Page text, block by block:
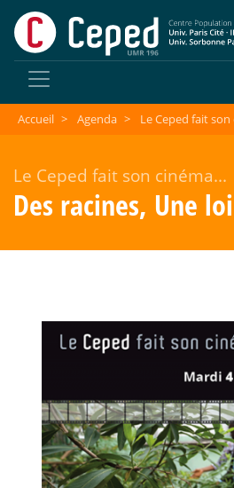
Accueil > Agenda > Le Ceped fait son
Le Ceped fait son cinéma...
Des racines, Une loi